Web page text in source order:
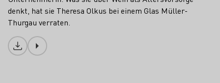
denkt, hat sie Theresa Olkus bei einem Glas Müller-
Thurgau verraten.
Download